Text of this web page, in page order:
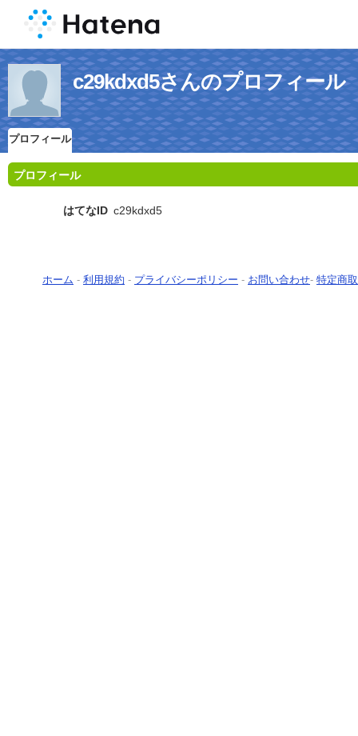
c29kdxd5さんのプロフィール
プロフィール
プロフィール
はてなID c29kdxd5
ホーム - 利用規約 - プライバシーポリシー - お問い合わせ- 特定商